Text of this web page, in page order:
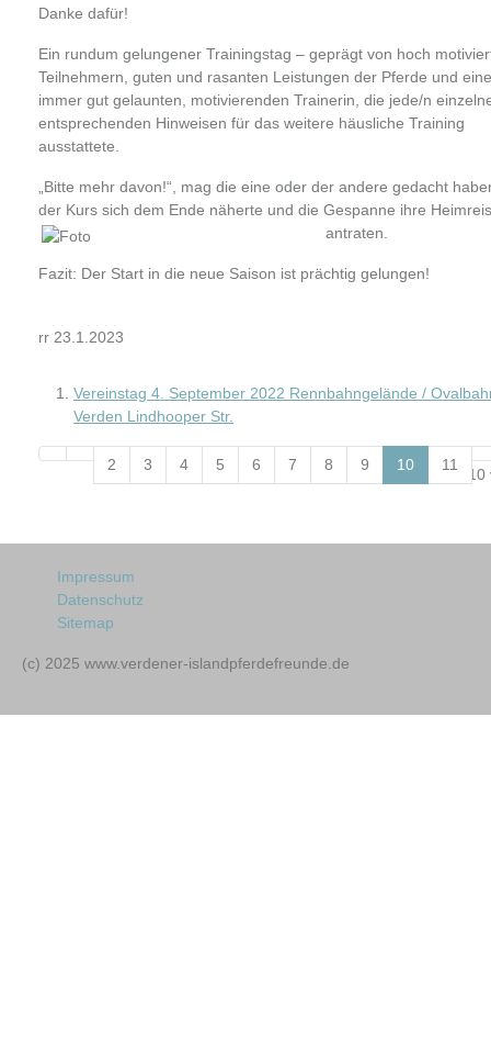
Danke dafür!
Ein rundum gelungener Trainingstag – geprägt von hoch
Teilnehmern, guten und rasanten Leistungen der Pferde und
immer gut gelaunten, motivierenden Trainerin, die jede/n
entsprechenden Hinweisen für das weitere häusliche Training
ausstattete.
„Bitte mehr davon!“, mag die eine oder der andere gedacht
der Kurs sich dem Ende näherte und die Gespanne ihre
antraten.
Fazit: Der Start in die neue Saison ist prächtig gelungen!
rr 23.1.2023
Vereinstag 4. September 2022 Rennbahngelände /
Verden Lindhooper Str.
Seite
2 3 4 5 6 7 8 9 10 11
Impressum
Datenschutz
Sitemap
(c) 2025 www.verdener-islandpferdefreunde.de